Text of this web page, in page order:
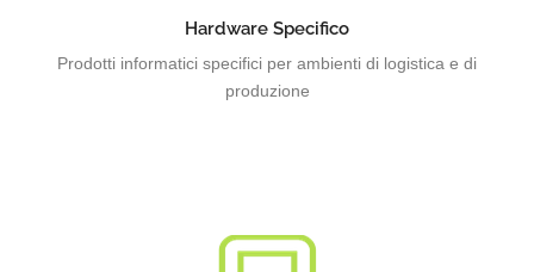
Hardware Specifico
Prodotti informatici specifici per ambienti di logistica e di
produzione
logistica e sistemi rugged